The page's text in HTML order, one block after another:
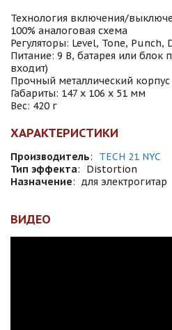
Технология включения/
100% аналоговая схема
Регуляторы: Level, Tone, Punch,
Питание: 9 В, батарея или блок
входит)
Прочный металлический корпус
Габариты: 147 х 106 х 51 мм
Вес: 420 г
ХАРАКТЕРИСТИКИ
Производитель:
TECH 21 NYC
Тип эффекта:
Distortion
Назначение: для электрогитар
ВИДЕО